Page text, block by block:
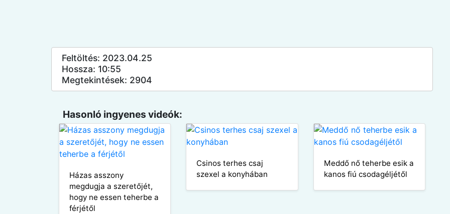
Feltöltés: 2023.04.25
Hossza: 10:55
Megtekintések: 2904
Hasonló ingyenes videók:
Házas asszony
megdugja a szeretőjét,
hogy ne essen teherbe a
férjétől
Csinos terhes csaj
szexel a konyhában
Meddő nő teherbe esik a
kanos fiú csodagéljétől